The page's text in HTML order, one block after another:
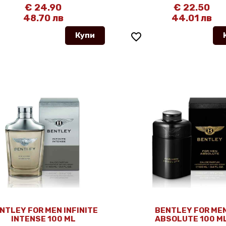
€ 24.90
48.70 лв
Купи favorite_border
€ 22.50
44.01 лв
FOR MEN INFINITE
INTENSE 100 ML
BENTLEY FOR
ABSOLUTE 100